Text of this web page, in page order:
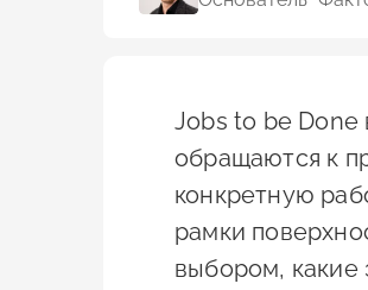
Jobs to be Done
обращаются к
конкретную
рамки
выбором, какие